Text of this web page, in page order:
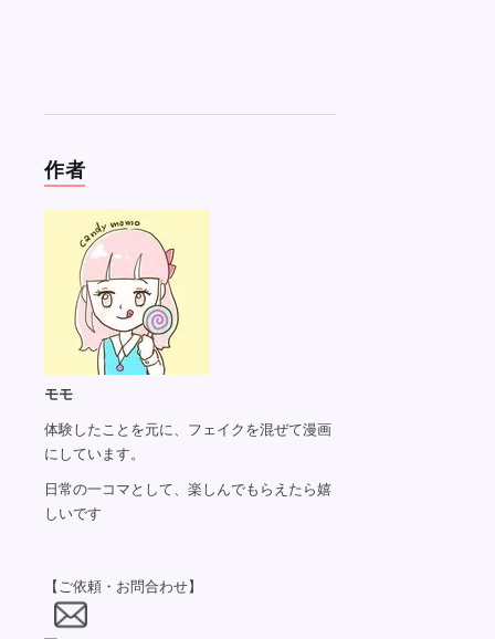
作者
モモ
体験したことを元に、フェイクを混ぜて漫画
にしています。
日常の一コマとして、楽しんでもらえたら嬉
しいです
【ご依頼・お問合わせ】